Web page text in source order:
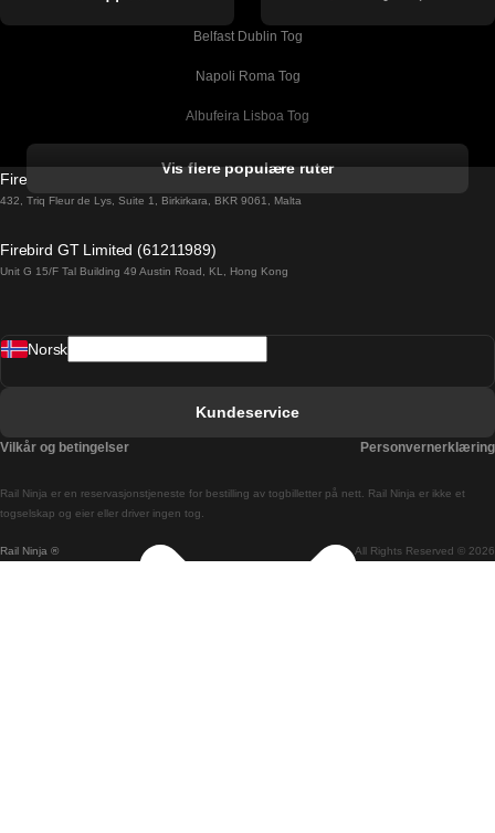
Belfast Dublin Tog
Napoli Roma Tog
Albufeira Lisboa Tog
Barcelona Madrid Tog
Barcelona Sevilla Tog
Budapest Prague Tog
Vis flere populære ruter
Firebird GT Limited (OC 1451)
432, Triq Fleur de Lys, Suite 1, Birkirkara, BKR 9061, Malta
Firebird GT Limited (61211989)
Unit G 15/F Tal Building 49 Austin Road, KL, Hong Kong
Rail Ninja ® All Rights Reserved © 2026
Rail Ninja er en reservasjons­tjeneste for bestilling av togbilletter på nett. Rail Ninja er ikke et
togselskap og eier eller driver ingen tog.
Norsk
Kundeservice
Vilkår og betingelser Personvernerklæring